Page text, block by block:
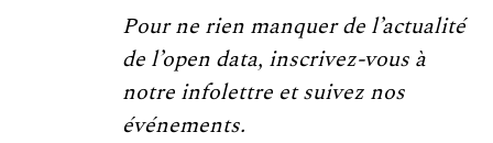
Pour ne rien manquer de l’actualité
de l’open data, inscrivez-vous à
notre infolettre et suivez nos
événements.